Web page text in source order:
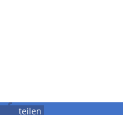
teilen